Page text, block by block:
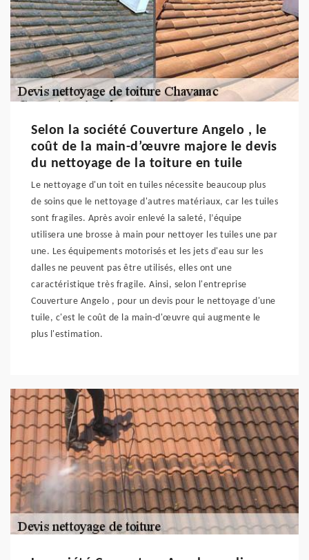
Selon la société Couverture Angelo , le
coût de la main-d’œuvre majore le devis
du nettoyage de la toiture en tuile
Le nettoyage d'un toit en tuiles nécessite beaucoup plus
de soins que le nettoyage d'autres matériaux, car les tuiles
sont fragiles. Après avoir enlevé la saleté, l’équipe
utilisera une brosse à main pour nettoyer les tuiles une par
une. Les équipements motorisés et les jets d'eau sur les
dalles ne peuvent pas être utilisés, elles ont une
caractéristique très fragile. Ainsi, selon l'entreprise
Couverture Angelo , pour un devis pour le nettoyage d'une
tuile, c'est le coût de la main-d'œuvre qui augmente le
plus l'estimation.